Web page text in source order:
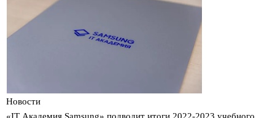
Новости
«IT Академия Samsung» подводит итоги 2022-2023 учебного